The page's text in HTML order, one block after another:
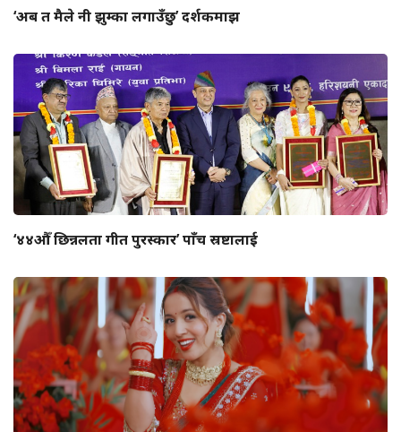
‘अब त मैले नी झुम्का लगाउँछु’ दर्शकमाझ
‘४४औँ छिन्नलता गीत पुरस्कार’ पाँच स्रष्टालाई